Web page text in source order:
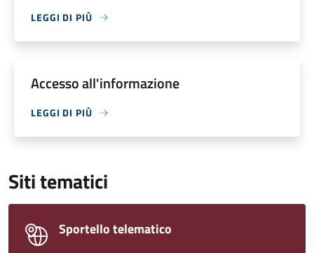
LEGGI DI PIÙ
Accesso all'informazione
LEGGI DI PIÙ
Siti tematici
Sportello telematico